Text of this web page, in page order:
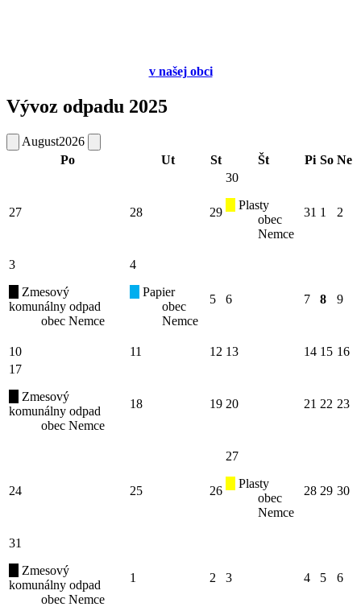
vnašej obci
Vývoz odpadu 2025
August2026
Po
Ut St Št Pi So Ne
27 28 29
30
Plasty
obec
Nemce
31 1 2
3
Zmesový
komunálny odpad
obec Nemce
4
Papier
obec
Nemce
5 6 7 8 9
10 11 12 13 14 15 16
17
Zmesový
komunálny odpad
obec Nemce
18 19 20 21 22 23
24 25 26
27
Plasty
obec
Nemce
28 29 30
31
Zmesový
komunálny odpad
obec Nemce
1 2 3 4 5 6